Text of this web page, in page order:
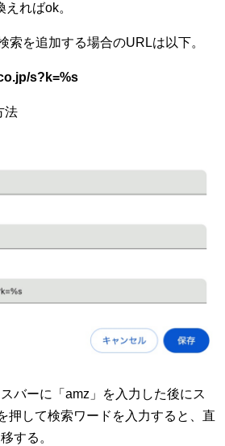
えればok。
索を追加する場合のURLは以下。
s?k=%s
法
バーに「amz」を入力した後にス
押して検索ワードを入力すると、直
する。